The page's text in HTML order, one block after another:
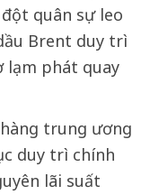
quân sự leo
Brent duy trì
lạm phát quay
trung ương
duy trì chính
lãi suất